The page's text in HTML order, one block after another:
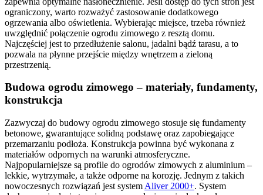
ograniczony, warto rozważyć zastosowanie dodatkowego
ogrzewania albo oświetlenia. Wybierając miejsce, trzeba również
uwzględnić połączenie ogrodu zimowego z resztą domu.
Najczęściej jest to przedłużenie salonu, jadalni bądź tarasu, a to
pozwala na płynne przejście między wnętrzem a zieloną
przestrzenią.
Budowa ogrodu zimowego – materiały, fundamenty,
konstrukcja
Zazwyczaj do budowy ogrodu zimowego stosuje się fundamenty
betonowe, gwarantujące solidną podstawę oraz zapobiegające
przemarzaniu podłoża. Konstrukcja powinna być wykonana z
materiałów odpornych na warunki atmosferyczne.
Najpopularniejsze są profile do ogrodów zimowych z aluminium –
lekkie, wytrzymałe, a także odporne na korozję. Jednym z takich
nowoczesnych rozwiązań jest system Aliver 2000+. System